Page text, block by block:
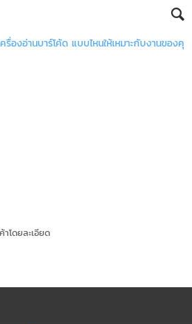
รื่องอ่านบาร์โค้ด แบบไหนให้เหมาะกับงานของคุ
โดยละเอียด